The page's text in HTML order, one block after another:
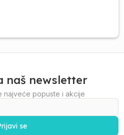
naš newsletter
najveće popuste i akcije
se